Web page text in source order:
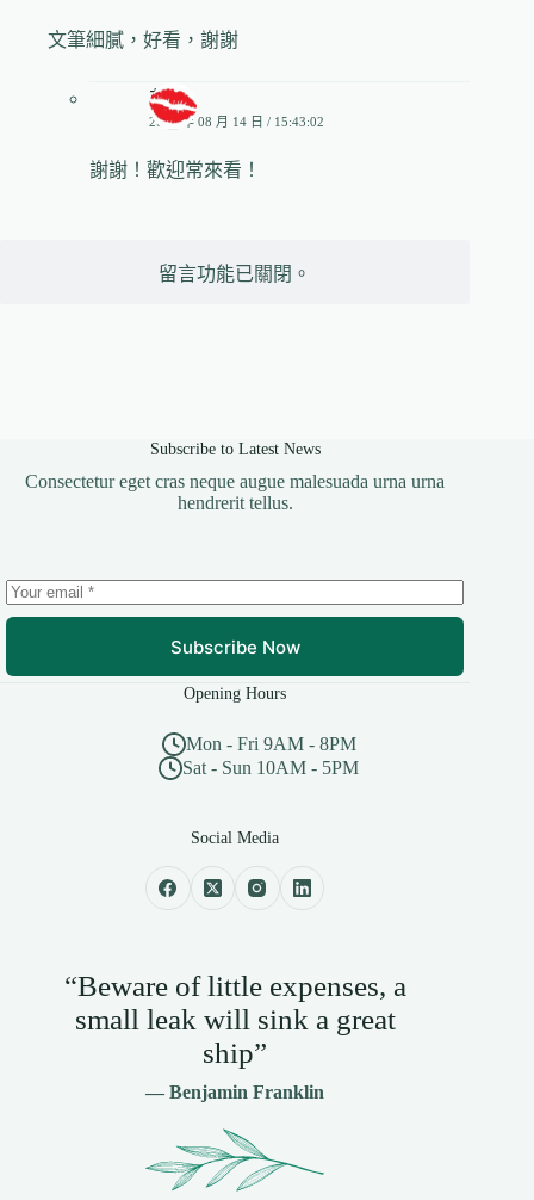
文筆細膩，好看，謝謝
艾姬
2017 年 08 月 14 日 / 15:43:02
謝謝！歡迎常來看！
留言功能已關閉。
Subscribe to Latest News
Consectetur eget cras neque augue malesuada urna urna
hendrerit tellus.
Subscribe Now
Opening Hours
Mon - Fri 9AM - 8PM
Sat - Sun 10AM - 5PM
Social Media
“Beware of little expenses, a
small leak will sink a great
ship”
— Benjamin Franklin